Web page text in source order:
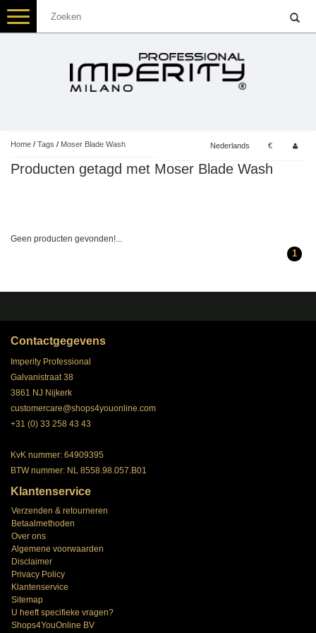
Toggle
navigation
Home / Tags / Moser Blade Wash Nederlands €
Producten getagd met Moser Blade Wash
Geen producten gevonden!...
1
Contactgegevens
Imperity Professional
Galvanistraat 38
3861 NJ Nijkerk
customercare@shops4youonline.com
+31 (0) 33 258 43 43
KvK nummer: 64909395
BTW nummer: NL 8558.98.057.B01
Klantenservice
Verzenden & retourneren
Betaalmethoden
Over ons
Algemene voorwaarden
Disclaimer
Privacy Policy
Klantenservice
Sitemap
U heeft specifieke vragen?
Shops4YouOnline BV